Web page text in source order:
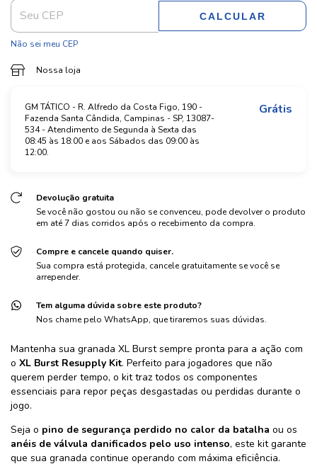
CALCULAR
Não sei meu CEP
Nossa loja
GM TÁTICO - R. Alfredo da Costa Figo, 190 -
Fazenda Santa Cândida, Campinas - SP, 13087-
534 - Atendimento de Segunda à Sexta das
08:45 às 18:00 e aos Sábados das 09:00 às
12:00.
Grátis
Devolução gratuita
Se você não gostou ou não se convenceu, pode devolver o produto
em até 7 dias corridos após o recebimento da compra.
Compre e cancele quando quiser.
Sua compra está protegida, cancele gratuitamente se você se
arrepender.
Tem alguma dúvida sobre este produto?
Nos chame pelo WhatsApp, que tiraremos suas dúvidas.
Mantenha sua granada XL Burst sempre pronta para a ação com
o XL Burst Resupply Kit. Perfeito para jogadores que não
querem perder tempo, o kit traz todos os componentes
essenciais para repor peças desgastadas ou perdidas durante o
jogo.
Seja o pino de segurança perdido no calor da batalha ou os
anéis de válvula danificados pelo uso intenso, este kit garante
que sua granada continue operando com máxima eficiência.